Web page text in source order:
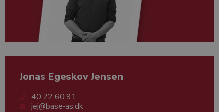
Jonas Egeskov Jensen
40 22 60 91
jej@base-as.dk